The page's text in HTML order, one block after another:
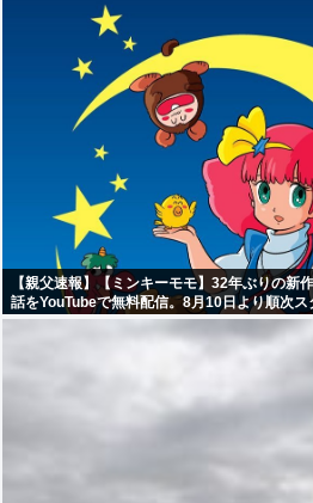
【親父速報】【ミンキーモモ】32年ぶりの新
話をYouTubeで無料配信。8月10日より順次ス